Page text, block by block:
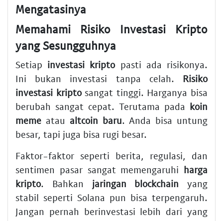
Mengatasinya
Memahami Risiko Investasi Kripto
yang Sesungguhnya
Setiap investasi kriptopasti ada risikonya.
Ini bukan investasi tanpa celah. Risiko
investasi kriptosangat tinggi. Harganya bisa
berubah sangat cepat. Terutama pada koin
meme atau altcoin baru. Anda bisa untung
besar, tapi juga bisa rugi besar.
Faktor-faktor seperti berita, regulasi, dan
sentimen pasar sangat memengaruhi harga
kripto. Bahkan jaringan blockchain yang
stabil seperti Solana pun bisa terpengaruh.
Jangan pernah berinvestasi lebih dari yang